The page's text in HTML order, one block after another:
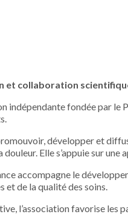
et collaboration
indépendante fondée par le
développer et
douleur. Elle s’appuie sur
accompagne le
de la qualité des soins.
l’association favorise les